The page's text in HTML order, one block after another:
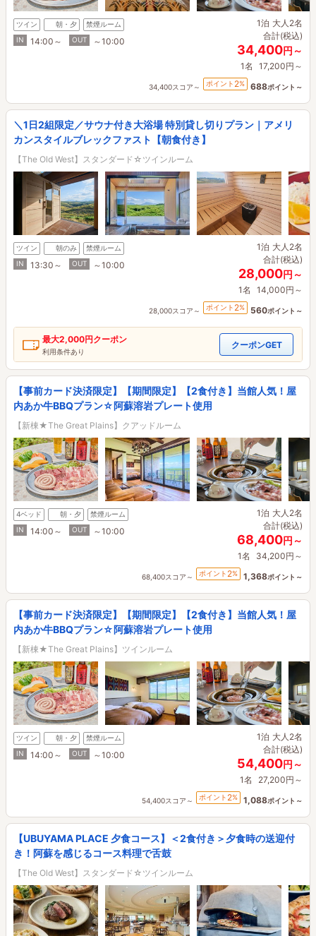
ツイン 朝・夕
禁煙ルーム
IN
14:00～ OUT ～10:00
1泊 大人2名
合計(税込)
34,400円～
1名 17,200円～
34,400スコア～ ポイント 2% 688ポイント～
＼1日2組限定／サウナ付き大浴場 特別貸し切りプラン｜アメリ
カンスタイルブレックファスト【朝食付き】
【The Old West】スタンダード☆ツインルーム
ツイン 朝のみ
禁煙ルーム
IN
13:30～ OUT ～10:00
1泊 大人2名
合計(税込)
28,000円～
1名 14,000円～
28,000スコア～ ポイント 2% 560ポイント～
最大2,000円クーポン
利用条件あり
クーポンGET
【事前カード決済限定】【期間限定】【2食付き】当館人気！屋
内あか牛BBQプラン☆阿蘇溶岩プレート使用
【新棟★The Great Plains】クアッドルーム
4ベッド 朝・夕
禁煙ルーム
IN
14:00～ OUT ～10:00
1泊 大人2名
合計(税込)
68,400円～
1名 34,200円～
68,400スコア～ ポイント 2% 1,368ポイント～
【事前カード決済限定】【期間限定】【2食付き】当館人気！屋
内あか牛BBQプラン☆阿蘇溶岩プレート使用
【新棟★The Great Plains】ツインルーム
ツイン 朝・夕
禁煙ルーム
IN
14:00～ OUT ～10:00
1泊 大人2名
合計(税込)
54,400円～
1名 27,200円～
54,400スコア～ ポイント 2% 1,088ポイント～
【UBUYAMA PLACE 夕食コース】＜2食付き＞夕食時の送迎付
き！阿蘇を感じるコース料理で舌鼓
【The Old West】スタンダード☆ツインルーム